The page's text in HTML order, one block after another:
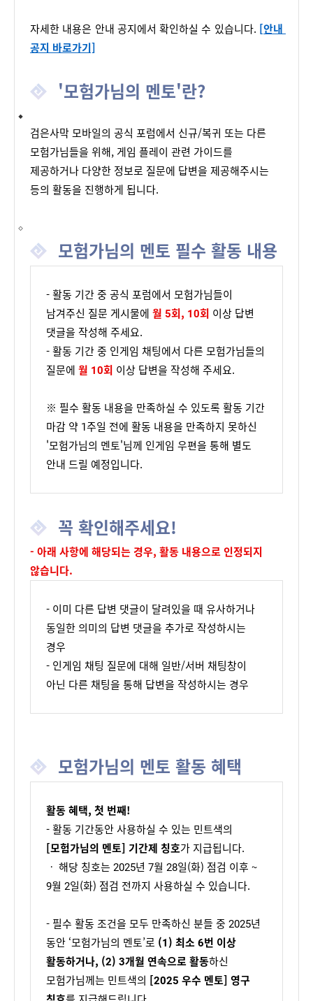
자세한 내용은 안내 공지에서 확인하실 수 있습니다. [안내
공지 바로가기]
'모험가님의 멘토'란?
검은사막 모바일의 공식 포럼에서 신규/복귀 또는 다른
모험가님들을 위해, 게임 플레이 관련 가이드를
제공하거나 다양한 정보로 질문에 답변을 제공해주시는
등의 활동을 진행하게 됩니다.
모험가님의 멘토 필수 활동 내용
- 활동 기간 중 공식 포럼에서 모험가님들이
남겨주신 질문 게시물에 월 5회, 10회 이상 답변
댓글을 작성해 주세요.
- 활동 기간 중 인게임 채팅에서 다른 모험가님들의
질문에 월 10회 이상 답변을 작성해 주세요.
※ 필수 활동 내용을 만족하실 수 있도록 활동 기간
마감 약 1주일 전에 활동 내용을 만족하지 못하신
'모험가님의 멘토'님께 인게임 우편을 통해 별도
안내 드릴 예정입니다.
꼭 확인해주세요!
- 아래 사항에 해당되는 경우, 활동 내용으로 인정되지
않습니다.
- 이미 다른 답변 댓글이 달려있을 때 유사하거나
동일한 의미의 답변 댓글을 추가로 작성하시는
경우
- 인게임 채팅 질문에 대해 일반/서버 채팅창이
아닌 다른 채팅을 통해 답변을 작성하시는 경우
모험가님의 멘토 활동 혜택
활동 혜택, 첫 번째!
- 활동 기간동안 사용하실 수 있는 민트색의
[모험가님의 멘토] 기간제 칭호가 지급됩니다.
ㆍ 해당 칭호는 2025년 7월 28일(화) 점검 이후 ~
9월 2일(화) 점검 전까지 사용하실 수 있습니다.
- 필수 활동 조건을 모두 만족하신 분들 중 2025년
동안 ‘모험가님의 멘토’로 (1) 최소 6번 이상
활동하거나, (2) 3개월 연속으로 활동하신
모험가님께는 민트색의 [2025 우수 멘토] 영구